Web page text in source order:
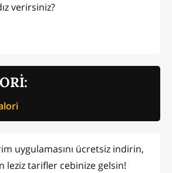
verirsiniz?
uygulamasını ücretsiz indirin,
leziz tarifler cebinize gelsin!